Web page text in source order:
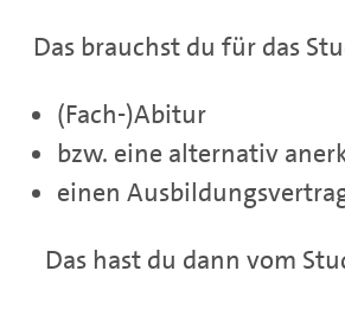
Das brauchst du für das
(Fach-)Abitur
bzw. eine alternativ
einen
Das hast du dann vom